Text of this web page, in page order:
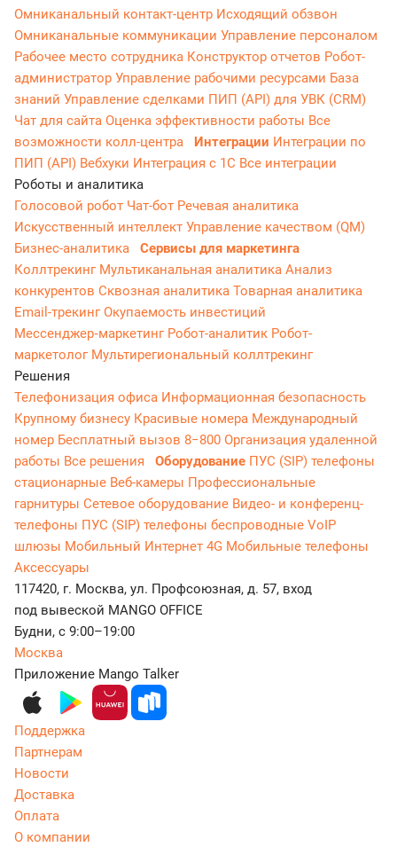
Омниканальный контакт-центр Исходящий обзвон
Омниканальные коммуникации Управление персоналом
Рабочее место сотрудника Конструктор отчетов Робот-
администратор Управление рабочими ресурсами База
знаний Управление сделками ПИП (API) для УВК (CRM)
Чат для сайта Оценка эффективности работы Все
возможности колл-центра
Интеграции Интеграции по
ПИП (API) Вебхуки Интеграция с 1С Все интеграции
Роботы и аналитика
Голосовой робот Чат-бот Речевая аналитика
Искусственный интеллект Управление качеством (QM)
Бизнес-аналитика
Сервисы для маркетинга
Коллтрекинг Мультиканальная аналитика Анализ
конкурентов Сквозная аналитика Товарная аналитика
Email-трекингОкупаемость инвестиций
Мессенджер‑маркетинг Робот-аналитик Робот-
маркетолог Мультирегиональный коллтрекинг
Решения
Телефонизация офиса Информационная безопасность
Крупному бизнесу Красивые номера Международный
номер Бесплатный вызов 8−800 Организация удаленной
работы Все решения Оборудование ПУС (SIP) телефоны
стационарные Веб-камеры Профессиональные
гарнитуры Сетевое оборудование Видео- и конференц-
телефоны ПУС (SIP) телефоны беспроводные VoIP
шлюзы Мобильный Интернет 4G Мобильные телефоны
Аксессуары
117420, г. Москва, ул. Профсоюзная, д. 57, вход
под вывеской MANGO OFFICE
Будни, с 9:00–19:00
Москва
Приложение Mango Talker
Поддержка
Партнерам
Новости
Доставка
Оплата
О компании